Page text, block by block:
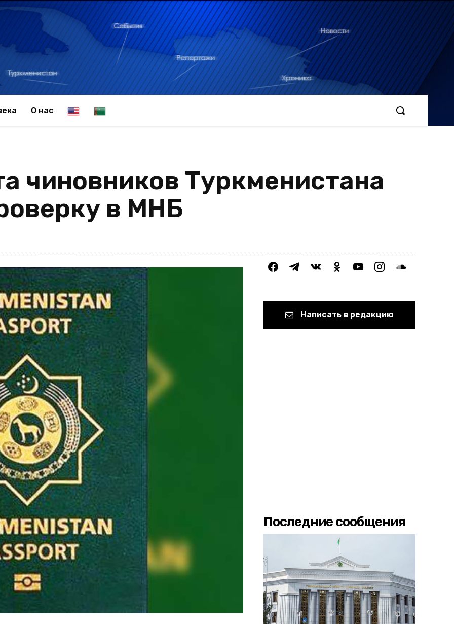
О нас E
l
h
T
k
n
чиновников Туркменистана
в МНБ
facebooktelegramvkontakteodnoklassniki
youtubeinstagramsoundcloud
Написать в редакцию
Последние сообщения